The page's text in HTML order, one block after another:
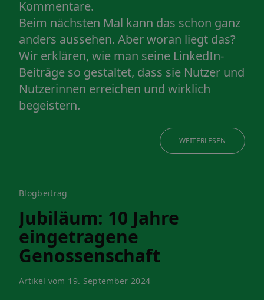
Kommentare.
Beim nächsten Mal kann das schon ganz
anders aussehen. Aber woran liegt das?
Wir erklären, wie man seine LinkedIn-
Beiträge so gestaltet, dass sie Nutzer und
Nutzerinnen erreichen und wirklich
begeistern.
WEITERLESEN
Blogbeitrag
Jubiläum: 10 Jahre
eingetragene
Genossenschaft
Artikel vom 19. September 2024